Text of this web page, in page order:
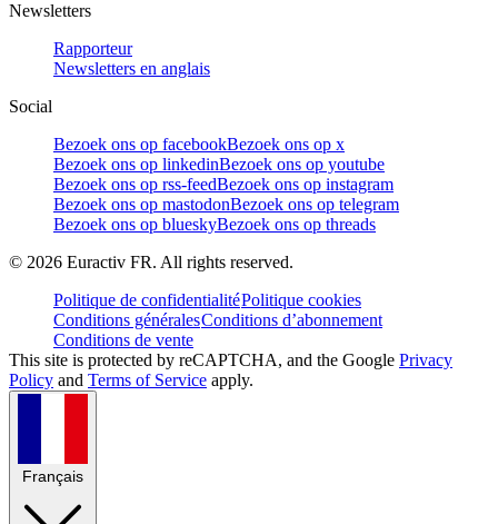
Newsletters
Rapporteur
Newsletters en anglais
Social
Bezoek ons op facebookBezoek ons op x
Bezoek ons op linkedinBezoek ons op youtube
Bezoek ons op rss-feedBezoek ons op instagram
Bezoek ons op mastodonBezoek ons op telegram
Bezoek ons op blueskyBezoek ons op threads
© 2026 Euractiv FR. All rights reserved.
Politique de confidentialitéPolitique cookies
Conditions généralesConditions d’abonnement
Conditions de vente
This site is protected by reCAPTCHA, and the Google Privacy
Policy and Terms of Service apply.
Français